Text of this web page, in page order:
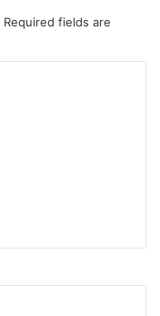
Required fields are